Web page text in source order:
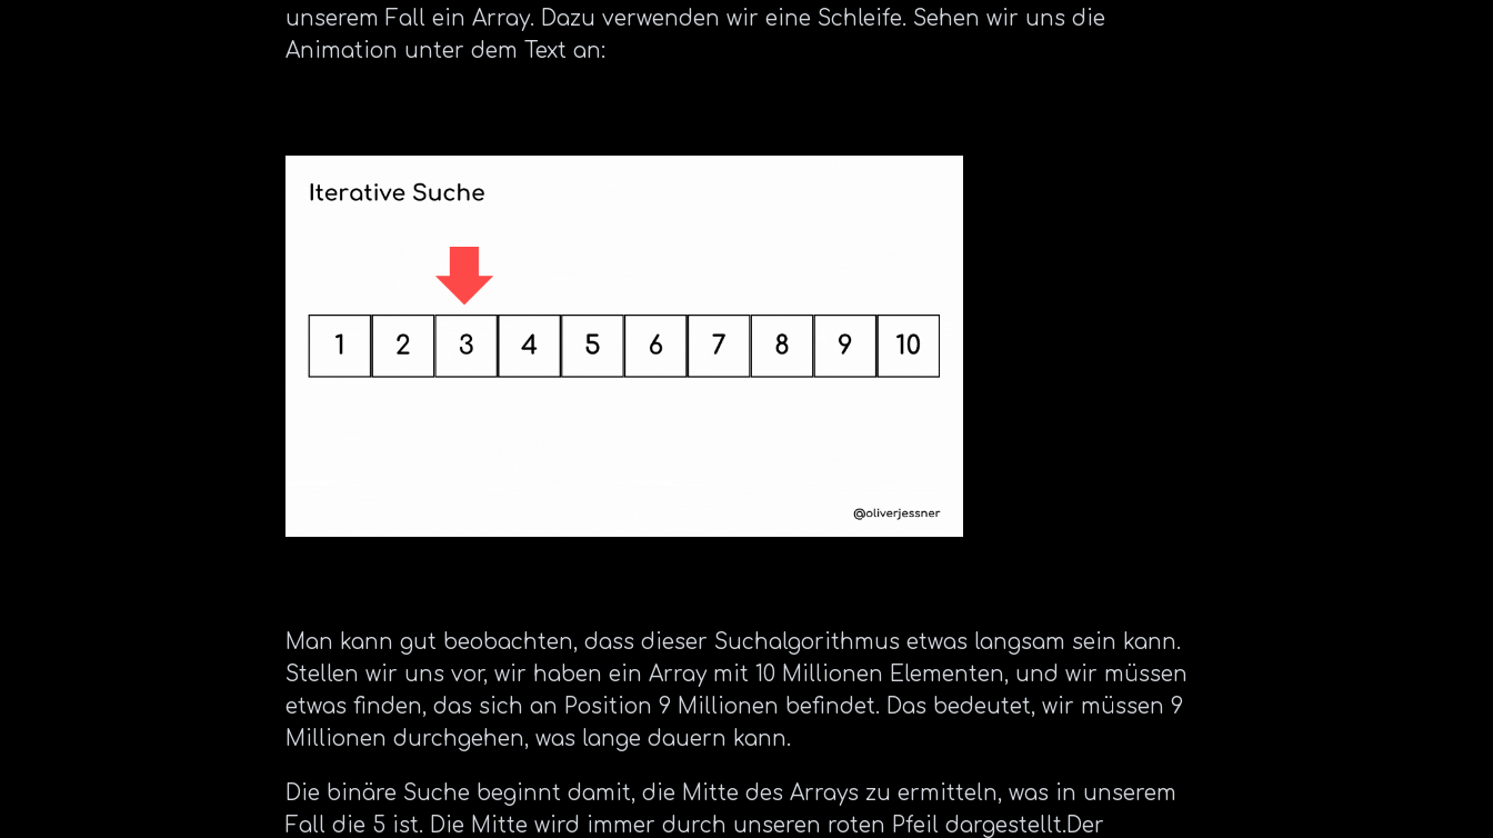
unserem Fall ein Array. Dazu verwenden wir eine Schleife. Sehen wir uns die
Animation unter dem Text an:
Man kann gut beobachten, dass dieser Suchalgorithmus etwas langsam sein kann.
Stellen wir uns vor, wir haben ein Array mit 10 Millionen Elementen, und wir müssen
etwas finden, das sich an Position 9 Millionen befindet. Das bedeutet, wir müssen 9
Millionen durchgehen, was lange dauern kann.
Die binäre Suche beginnt damit, die Mitte des Arrays zu ermitteln, was in unserem
Fall die 5 ist. Die Mitte wird immer durch unseren roten Pfeil dargestellt.Der